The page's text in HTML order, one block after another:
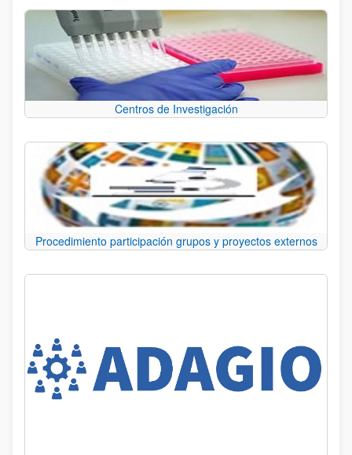
Centros de Investigación
Procedimiento participación grupos y proyectos externos